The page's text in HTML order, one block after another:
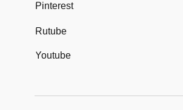
Pinterest
Rutube
Youtube